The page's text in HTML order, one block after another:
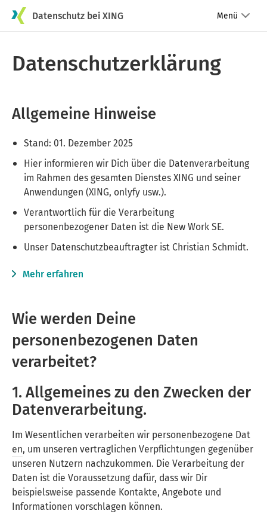
Datenschutz bei XING Menü
Datenschutzerklärung
Allgemeine Hinweise
Stand: 01. Dezember 2025
Hier informieren wir Dich über die Datenverarbeitung
im Rahmen des gesamten Dienstes XING und seiner
Anwendungen (XING, onlyfy usw.).
Verantwortlich für die Verarbeitung
personenbezogener Daten ist die New Work SE.
Unser Datenschutzbeauftragter ist Christian Schmidt.
Mehr erfahren
Wie werden Deine
personenbezogenen Daten
verarbeitet?
1. Allgemeines zu den Zwecken der
Datenverarbeitung.
Im Wesentlichen verarbeiten wir personenbezogene Dat
en, um unseren vertraglichen Verpflichtungen gegenüber
unseren Nutzern nachzukommen. Die Verarbeitung der
Daten ist die Voraussetzung dafür, dass wir Dir
beispielsweise passende Kontakte, Angebote und
Informationen vorschlagen können.